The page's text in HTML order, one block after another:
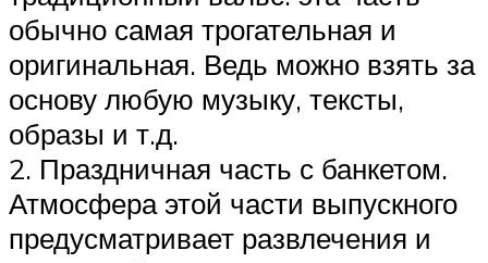
обычно самая трогательная и
оригинальная. Ведь можно взять за
основу любую музыку, тексты,
образы и т.д.
2. Праздничная часть с банкетом.
Атмосфера этой части выпускного
предусматривает развлечения и